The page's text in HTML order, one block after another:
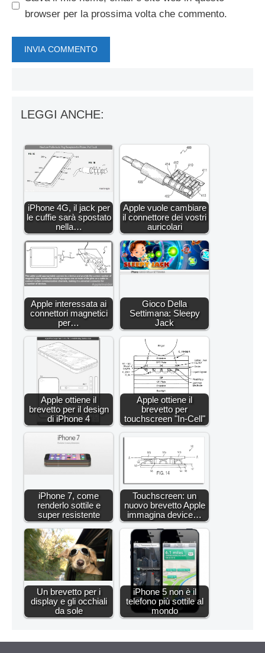
browser per la prossima volta che commento.
LEGGI ANCHE:
iPhone 4G, il jack per
le cuffie sarà spostato
nella…
Apple vuole cambiare
il connettore dei vostri
auricolari
Apple interessata ai
connettori magnetici
per…
Gioco Della
Settimana: Sleepy
Jack
Apple ottiene il
brevetto per il design
di iPhone 4
Apple ottiene il
brevetto per
touchscreen "In-Cell"
iPhone 7, come
renderlo sottile e
super resistente
Touchscreen: un
nuovo brevetto Apple
immagina device…
Un brevetto per i
display e gli occhiali
da sole
iPhone 5 non è il
telefono più sottile al
mondo